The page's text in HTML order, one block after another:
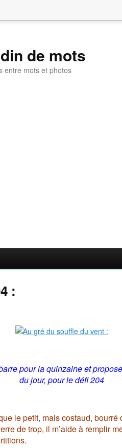
de mots
entre mots et photos
:
pour la quinzaine et
du jour, pour le défi 204
le petit, mais costaud, bourré
de trop, il m’aide à remplir